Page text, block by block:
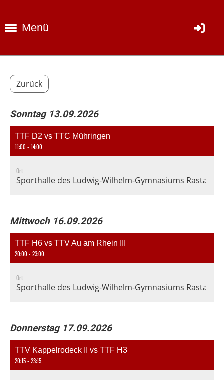
Menü
Zurück
Sonntag 13.09.2026
TTF D2 vs TTC Mühringen
11:00 - 14:00
Ort
Sporthalle des Ludwig-Wilhelm-Gymnasiums Rastatt,
Mittwoch 16.09.2026
TTF H6 vs TTV Au am Rhein III
20:00 - 23:00
Ort
Sporthalle des Ludwig-Wilhelm-Gymnasiums Rastatt,
Donnerstag 17.09.2026
TTV Kappelrodeck II vs TTF H3
20:15 - 23:15